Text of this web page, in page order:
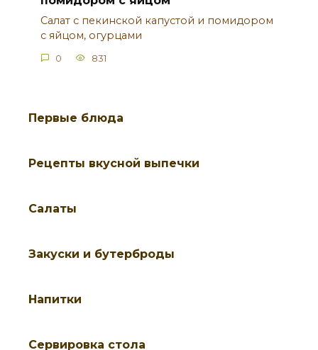
Салат с пекинской капустой и помидором
с яйцом, огурцами
0 831
Первые блюда
Рецепты вкусной выпечки
Салаты
Закуски и бутерброды
Напитки
Cервировка стола